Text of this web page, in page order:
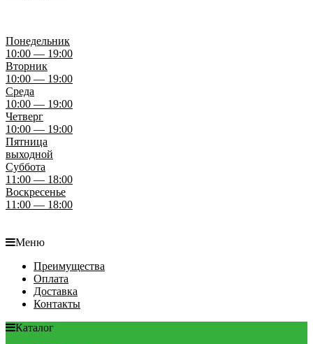
Понедельник
10:00 — 19:00
Вторник
10:00 — 19:00
Среда
10:00 — 19:00
Четверг
10:00 — 19:00
Пятница
выходной
Суббота
11:00 — 18:00
Воскресенье
11:00 — 18:00
Меню
Преимущества
Оплата
Доставка
Контакты
Каталог